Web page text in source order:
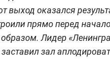
выход оказался
прямо перед
Лидер
зал